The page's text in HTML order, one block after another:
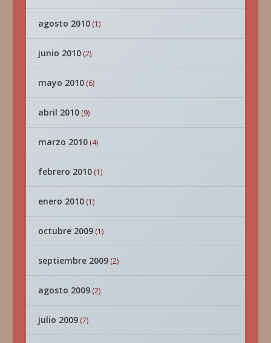
agosto 2010(1)
junio 2010(2)
mayo 2010(6)
abril 2010(9)
marzo 2010(4)
febrero 2010(1)
enero 2010(1)
octubre 2009(1)
septiembre 2009(2)
agosto 2009(2)
julio 2009(7)